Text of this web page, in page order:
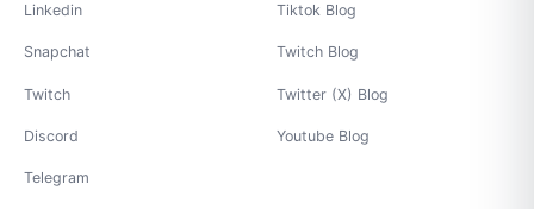
Linkedin
Snapchat
Twitch
Discord
Telegram
Tiktok Blog
Twitch Blog
Twitter (X) Blog
Youtube Blog